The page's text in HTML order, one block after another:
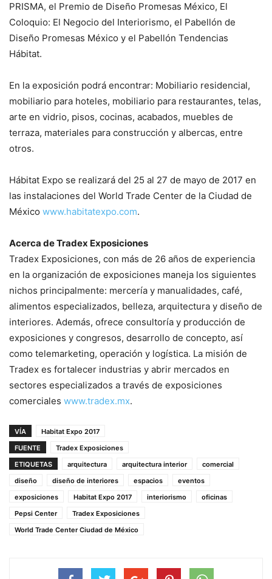
PRISMA, el Premio de Diseño Promesas México, El
Coloquio: El Negocio del Interiorismo, el Pabellón de
Diseño Promesas México y el Pabellón Tendencias
Hábitat.
En la exposición podrá encontrar: Mobiliario residencial,
mobiliario para hoteles, mobiliario para restaurantes, telas,
arte en vidrio, pisos, cocinas, acabados, muebles de
terraza, materiales para construcción y albercas, entre
otros.
Hábitat Expo se realizará del 25 al 27 de mayo de 2017 en
las instalaciones del World Trade Center de la Ciudad de
México www.habitatexpo.com.
Acerca de Tradex Exposiciones
Tradex Exposiciones, con más de 26 años de experiencia
en la organización de exposiciones maneja los siguientes
nichos principalmente: mercería y manualidades, café,
alimentos especializados, belleza, arquitectura y diseño de
interiores. Además, ofrece consultoría y producción de
exposiciones y congresos, desarrollo de concepto, así
como telemarketing, operación y logística. La misión de
Tradex es fortalecer industrias y abrir mercados en
sectores especializados a través de exposiciones
comerciales www.tradex.mx.
VÍA
Habitat Expo 2017
FUENTE
Tradex Exposiciones
ETIQUETAS
arquitectura arquitectura interior
comercial
diseño
diseño de interiores espacios
eventos
exposiciones
Habitat Expo 2017 interiorismo
oficinas
Pepsi Center
Tradex Exposiciones
World Trade Center Ciudad de México